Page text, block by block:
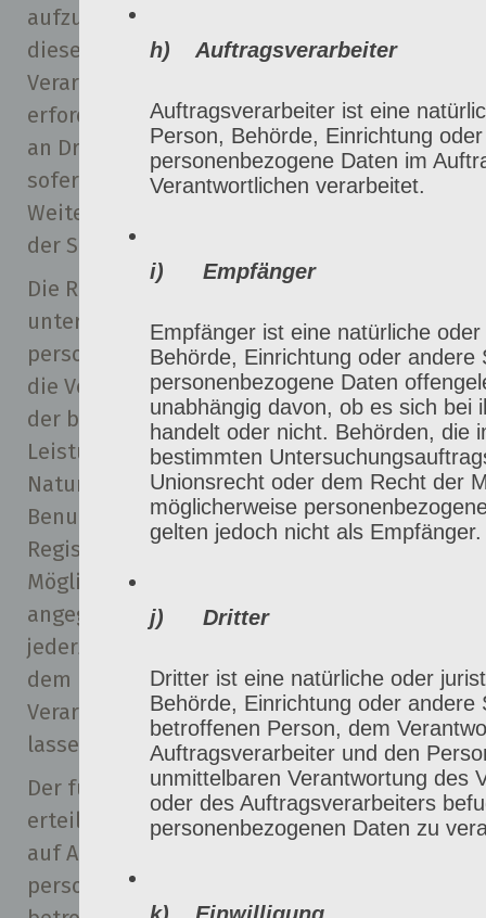
aufzuklären. Insofern ist die Speicherung
dieser Daten zur Absicherung des für die
Verarbeitung Verantwortlichen
erforderlich. Eine Weitergabe dieser Daten
an Dritte erfolgt grundsätzlich nicht,
sofern keine gesetzliche Pflicht zur
Weitergabe besteht oder die Weitergabe
der Strafverfolgung dient.
Die Registrierung der betroffenen Person
unter freiwilliger Angabe
personenbezogener Daten dient dem für
die Verarbeitung Verantwortlichen dazu,
der betroffenen Person Inhalte oder
Leistungen anzubieten, die aufgrund der
Natur der Sache nur registrierten
Benutzern angeboten werden können.
Registrierten Personen steht die
Möglichkeit frei, die bei der Registrierung
angegebenen personenbezogenen Daten
jederzeit abzuändern oder vollständig aus
dem Datenbestand des für die
Verarbeitung Verantwortlichen löschen zu
lassen.
Der für die Verarbeitung Verantwortliche
erteilt jeder betroffenen Person jederzeit
auf Anfrage Auskunft darüber, welche
personenbezogenen Daten über die
h) Auftragsverarbeiter
Auftragsverarbeiter ist eine
Person, Behörde, Einrichtung
personenbezogene Daten im
Verantwortlichen verarbeitet.
i) Empfänger
Empfänger ist eine natürliche
Behörde, Einrichtung oder andere
personenbezogene Daten
unabhängig davon, ob es sich bei
handelt oder nicht. Behörden, die
bestimmten
Unionsrecht oder dem Recht der
möglicherweise
gelten jedoch nicht als Empfänger.
j) Dritter
Dritter ist eine natürliche oder
Behörde, Einrichtung oder andere
betroffenen Person, dem
Auftragsverarbeiter und den
unmittelbaren Verantwortung des
oder des Auftragsverarbeiters
personenbezogenen Daten zu